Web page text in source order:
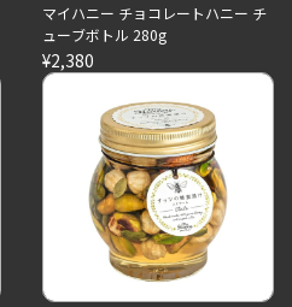
マイハニー チョコレートハニー チ
ューブボトル 280g
¥2,380